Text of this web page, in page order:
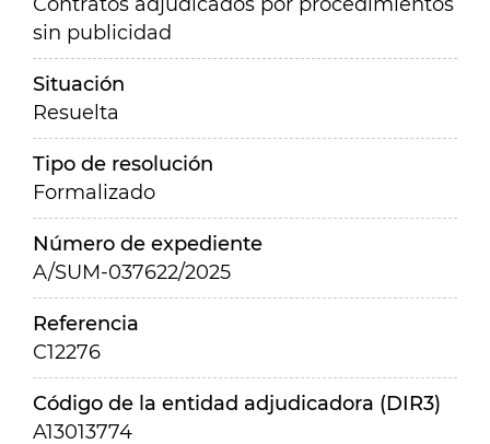
sin publicidad
Situación
Resuelta
Tipo de resolución
Formalizado
Número de expediente
A/SUM-037622/2025
Referencia
C12276
Código de la entidad adjudicadora (DIR3)
A13013774